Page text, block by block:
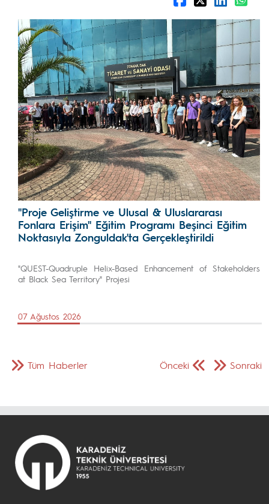
"Proje Geliştirme ve Ulusal & Uluslararası
Fonlara Erişim" Eğitim Programı Beşinci Eğitim
Noktasıyla Zonguldak'ta Gerçekleştirildi
"QUEST-Quadruple Helix-Based Enhancement of Stakeholders
at Black Sea Territory" Projesi
07 Ağustos 2026
Önceki Sonraki
Tüm Haberler